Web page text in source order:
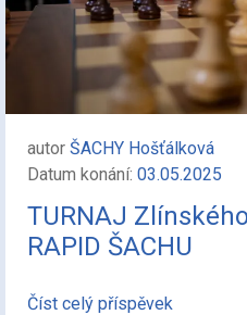
autor ŠACHY Hošťálková
Datum konání: 03.05.2025
TURNAJ
RAPID ŠACHU
Číst celý příspěvek